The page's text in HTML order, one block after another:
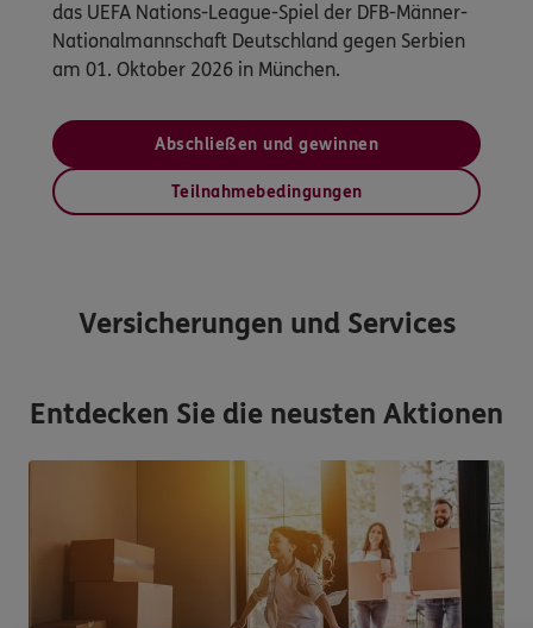
das UEFA Nations-League-Spiel der DFB-Männer-
Nationalmannschaft Deutschland gegen Serbien
am 01. Oktober 2026 in München.
Abschließen und gewinnen
Teilnahmebedingungen
Versicherungen und Services
Entdecken Sie die neusten Aktionen